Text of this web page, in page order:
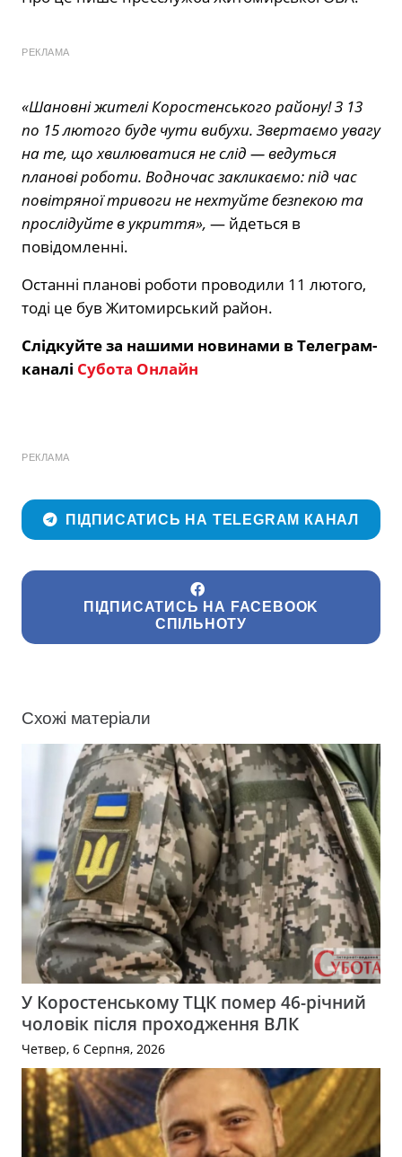
РЕКЛАМА
«Шановні жителі Коростенського району! З 13
по 15 лютого буде чути вибухи. Звертаємо увагу
на те, що хвилюватися не слід — ведуться
планові роботи. Водночас закликаємо: під час
повітряної тривоги не нехтуйте безпекою та
прослідуйте в укриття», — йдеться в
повідомленні.
Останні планові роботи проводили 11 лютого,
тоді це був Житомирський район.
Слідкуйте за нашими новинами в Телеграм-
каналі Субота Онлайн
РЕКЛАМА
ПІДПИСАТИСЬ НА TELEGRAM КАНАЛ
ПІДПИСАТИСЬ НА FACEBOOK
СПІЛЬНОТУ
Схожі матеріали
У Коростенському ТЦК помер 46-річний
чоловік після проходження ВЛК
Четвер, 6 Серпня, 2026